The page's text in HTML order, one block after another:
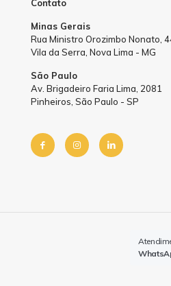
Contato
Minas Gerais
Rua Ministro Orozimbo Nonato,
Vila da Serra, Nova Lima - MG
São Paulo
Av. Brigadeiro Faria Lima, 2081
Pinheiros, São Paulo - SP
by